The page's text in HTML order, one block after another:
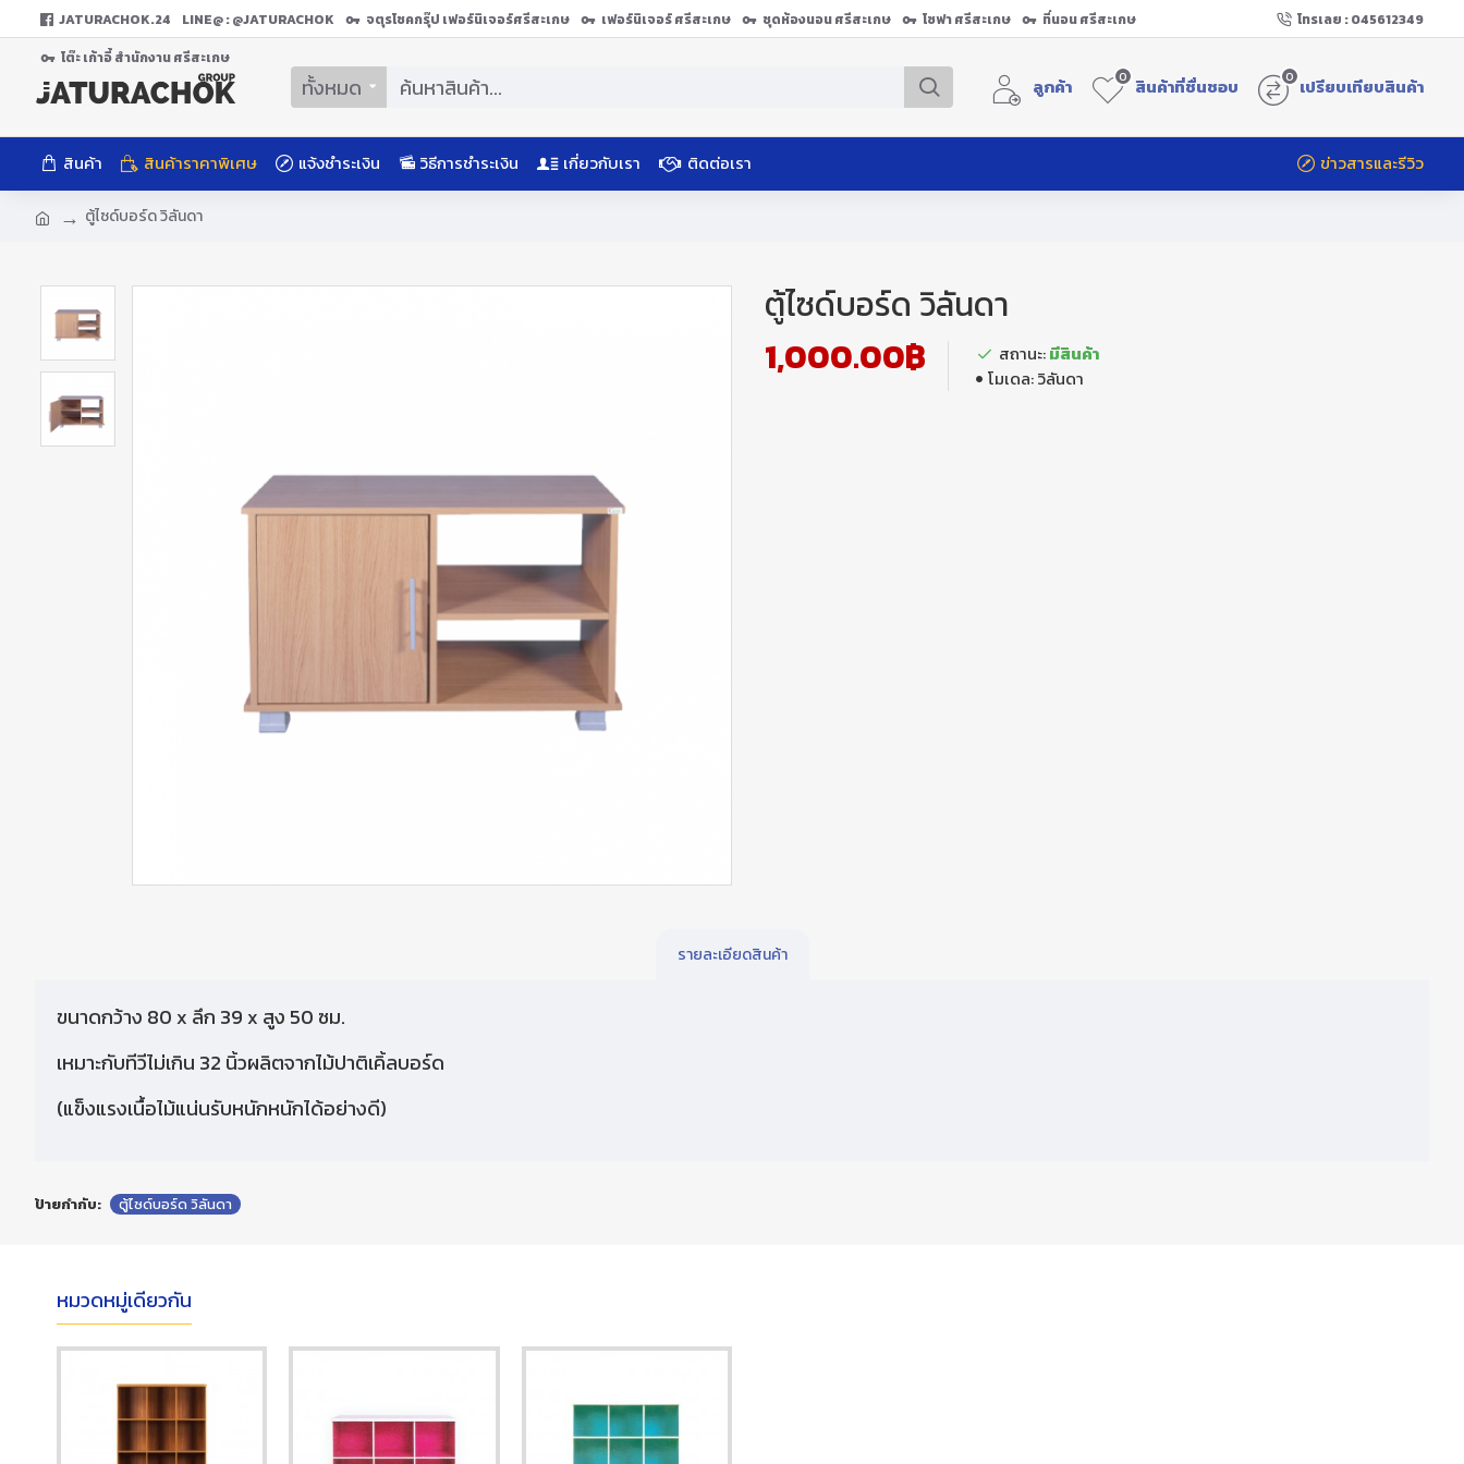
JATURACHOK.24 LINE@ : @JATURACHOK จตุรโชคกรุ๊ป เฟอร์นิเจอร์ศรีสะเกษ เฟอร์นิเจอร์ ศรีสะเกษ ชุดห้องนอน ศรีสะเกษ โซฟา ศรีสะเกษ
ที่นอน ศรีสะเกษ
โต๊ะ เก้าอี้ สํานักงาน ศรีสะเกษ
โทรเลย : 045612349
ทั้งหมด ลูกค้า สินค้าที่ชื่นชอบ
0 เปรียบเทียบสินค้า
0
สินค้า สินค้าราคาพิเศษ แจ้งชำระเงิน วิธีการชำระเงิน เกี่ยวกับเรา ติดต่อเรา ข่าวสารและรีวิว
ตู้ไซด์บอร์ด วิลันดา
ตู้ไซด์บอร์ด วิลันดา
1,000.00฿
สถานะ:มีสินค้า
โมเดล:วิลันดา
รายละเอียดสินค้า
ขนาดกว้าง 80 x ลึก 39 x สูง 50 ซม.
เหมาะกับทีวีไม่เกิน 32 นิ้วผลิตจากไม้ปาติเคิ้ลบอร์ด
(แข็งแรงเนื้อไม้แน่นรับหนักหนักได้อย่างดี)
ป้ายกำกับ: ตู้ไซด์บอร์ด วิลันดา
หมวดหมู่เดียวกัน